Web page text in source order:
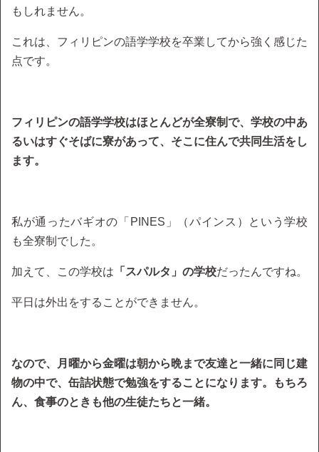
もしれません。
これは、フィリピンの語学学校を卒業してから強く感じた
点です。
フィリピンの語学学校はほとんどが全寮制で、学校の中あ
るいはすぐそばに寮があって、そこに住んで共同生活をし
ます。
私が通ったバギオの「PINES」（パインス）という学校
も全寮制でした。
加えて、この学校は 「スパルタ」の学校だったんですね。
平日は外出をすることができません。
なので、月曜から金曜は朝から晩まで友達と一緒に同じ建
物の中で、缶詰状態で勉強をすることになります。もちろ
ん、食事のときも他の生徒たちと一緒。